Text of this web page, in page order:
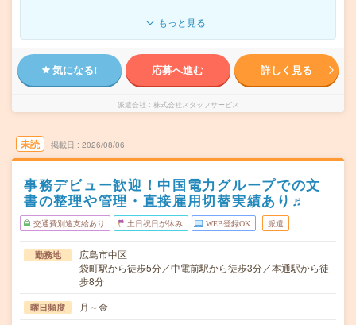
もっと見る
気になる! 応募へ進む 詳しく見る
派遣会社 株式会社スタッフサービス
未読 掲載日 2026/08/06
事務デビュー歓迎！中国電力グループでの文
書の整理や管理・直接雇用切替実績あり♬
交通費別途支給あり 土日祝日が休み WEB登録OK 派遣
勤務地
広島市中区
袋町駅から徒歩5分／中電前駅から徒歩3分／本通駅から徒
歩8分
曜日頻度 月～金